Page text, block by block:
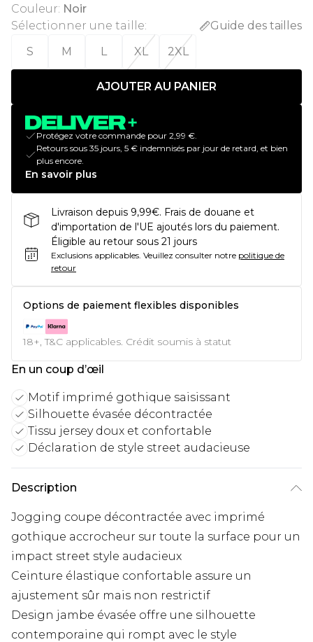
Couleur: Noir
Sélectionner une taille:
Guide des tailles
S
M L XL 2XL
AJOUTER AU PANIER
Protégez votre commande pour 2,99 €.
Retours sous 35 jours, 5 € indemnisés par jour de retard, et bien
plus encore.
En savoir plus
Livraison depuis 9,99€. Frais de douane et
d'importation de l'UE ajoutés lors du paiement.
Éligible au retour sous 21 jours
Exclusions applicables. Veuillez consulter notre politique de
retour
Options de paiement flexibles disponibles
18+, T&C applicables. Crédit soumis à statut
En un coup d’œil
Motif imprimé gothique saisissant
Silhouette évasée décontractée
Tissu jersey doux et confortable
Déclaration de style street audacieuse
Description
Jogging coupe décontractée avec imprimé
gothique accrocheur sur toute la surface pour un
impact street style audacieux
Ceinture élastique confortable assure un
ajustement sûr mais non restrictif
Design jambe évasée offre une silhouette
contemporaine qui rompt avec le style